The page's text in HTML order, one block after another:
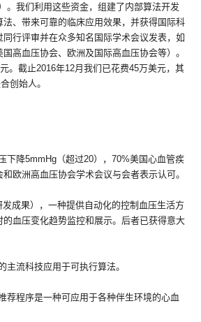
。我们利用这些资金，组建了内部算法开发
法、带来可靠的临床应用效果，并获得国际科
行评审并在众多知名国际学术会议发表，如
高血压协会、欧洲及国际高血压协会等）。
。截止2016年12月我们已花费45万美元，其
创始人。
下降5mmHg（超过20），70%美国心血管疾
欧洲高血压协会学术会议与会者表示认可。
成果），一种提供自动化的控制血压生活方
血压变化趋势监控和展示。后者已获得意大
主流科技应用于可执行算法。
荐程序是一种可应用于各种伴生环境的心血